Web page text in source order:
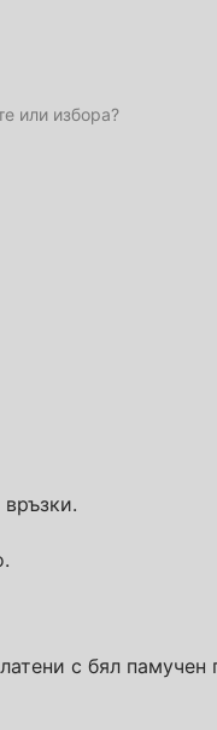
или избора?
с бял